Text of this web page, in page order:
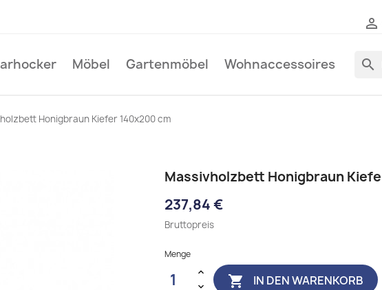

Möbel Gartenmöbel Wohnaccessoires search
Honigbraun Kiefer 140x200 cm
Massivholzbett Honigbraun
237,84 €
Bruttopreis
Menge
 IN DEN WARENKORB